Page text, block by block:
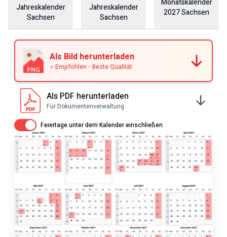
Jahreskalender
Sachsen
Jahreskalender
Sachsen
Monatskalender
2027Sachsen
Als Bild herunterladen
⭐ Empfohlen - Beste Qualität
Als PDF herunterladen
Für Dokumentenverwaltung
Av / PåFeiertage unter dem Kalender einschließen